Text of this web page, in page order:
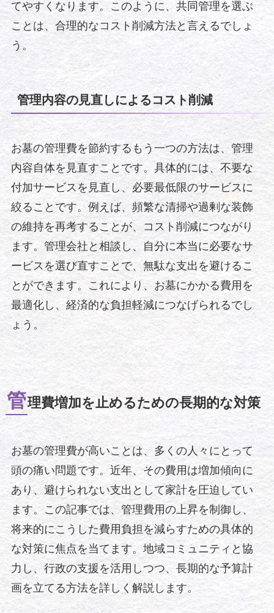
てやすくなります。このように、共同管理を選ぶ
ことは、合理的なコスト削減方法と言えるでしょ
う。
管理内容の見直しによるコスト削減
お墓の管理費を節約するもう一つの方法は、管理
内容自体を見直すことです。具体的には、不要な
付加サービスを見直し、必要最低限のサービスに
絞ることです。例えば、頻繁な清掃や過剰な装飾
の維持を再考することが、コスト削減につながり
ます。管理会社と相談し、自分に本当に必要なサ
ービスを選び直すことで、無駄な支出を避けるこ
とができます。これにより、お墓にかかる費用を
最適化し、経済的な負担軽減につなげられるでし
ょう。
管理費増加を止めるための長期的な対策
お墓の管理費が高いことは、多くの人々にとって
頭の痛い問題です。近年、その費用は増加傾向に
あり、避けられない支出として家計を圧迫してい
ます。この記事では、管理費用の上昇を制御し、
将来的にこうした費用負担を減らすための具体的
な対策に焦点を当てます。地域コミュニティと協
力し、行政の支援を活用しつつ、長期的な予算計
画を立てる方法を詳しく解説します。